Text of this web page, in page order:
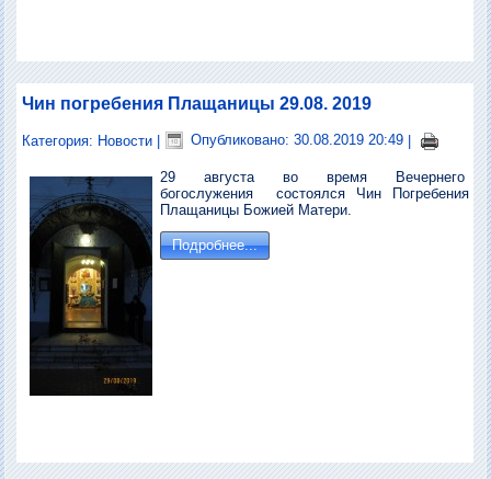
Чин погребения Плащаницы 29.08. 2019
Категория: Новости | Опубликовано: 30.08.2019 20:49 |
29 августа во время Вечернего
богослужения состоялся Чин Погребения
Плащаницы Божией Матери.
Подробнее...